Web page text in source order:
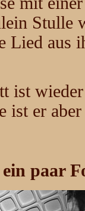
Stulle
Lied aus
ist
ist er
paar